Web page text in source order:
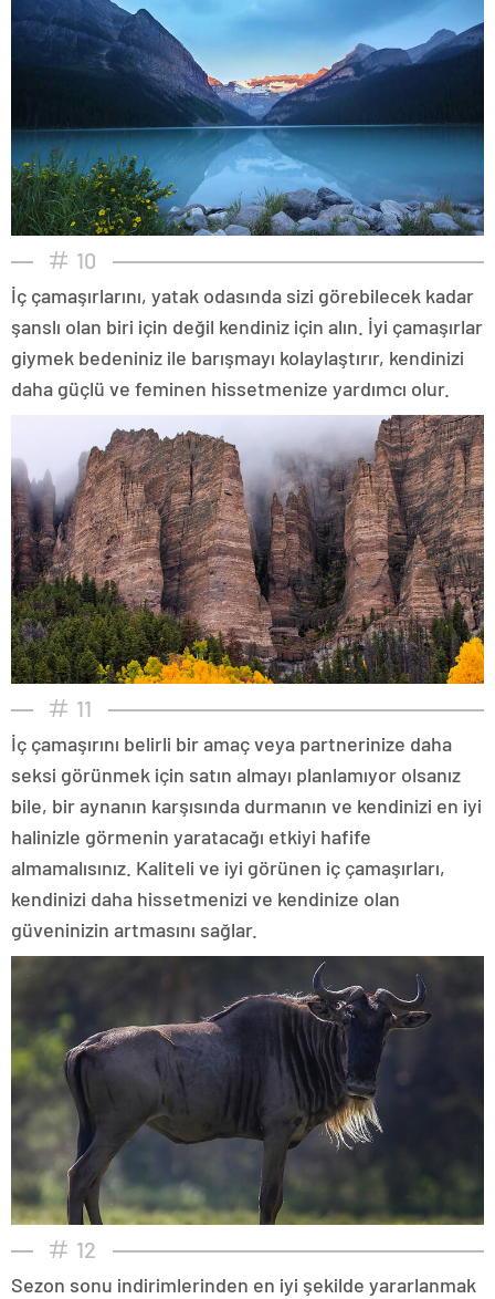
10
İç çamaşırlarını, yatak odasında sizi görebilecek kadar
şanslı olan biri için değil kendiniz için alın. İyi çamaşırlar
giymek bedeniniz ile barışmayı kolaylaştırır, kendinizi
daha güçlü ve feminen hissetmenize yardımcı olur.
11
İç çamaşırını belirli bir amaç veya partnerinize daha
seksi görünmek için satın almayı planlamıyor olsanız
bile, bir aynanın karşısında durmanın ve kendinizi en iyi
halinizle görmenin yaratacağı etkiyi hafife
almamalısınız. Kaliteli ve iyi görünen iç çamaşırları,
kendinizi daha hissetmenizi ve kendinize olan
güveninizin artmasını sağlar.
12
Sezon sonu indirimlerinden en iyi şekilde yararlanmak